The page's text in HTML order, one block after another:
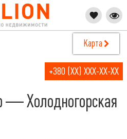
Карта
+380 (XX) XXX-XX-XX
— Холодногорская